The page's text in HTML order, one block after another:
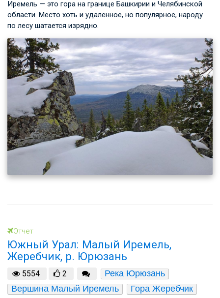
Иремель — это гора на границе Башкирии и Челябинской
области. Место хоть и удаленное, но популярное, народу
по лесу шатается изрядно.
Отчет
Южный Урал: Малый Иремель,
Жеребчик, р. Юрюзань
5554 2
Река Юрюзань
Вершина Малый Иремель
Гора Жеребчик